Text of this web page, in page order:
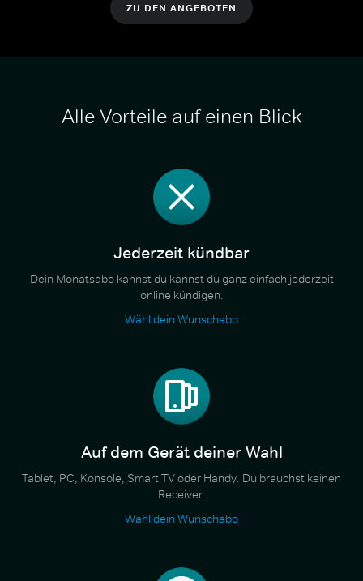
ZU DEN ANGEBOTEN
Alle Vorteile auf einen Blick
Jederzeit kündbar
Dein Monatsabo kannst du kannst du ganz einfach jederzeit
online kündigen.
Wähl dein Wunschabo
Auf dem Gerät deiner Wahl
Tablet, PC, Konsole, Smart TV oder Handy. Du brauchst keinen
Receiver.
Wähl dein Wunschabo